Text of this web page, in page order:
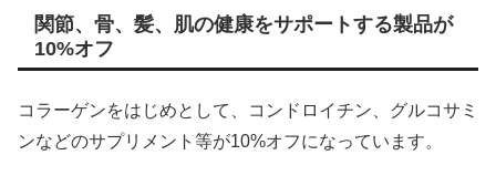
関節、骨、髪、肌の健康をサポートする製品が
10%オフ
コラーゲンをはじめとして、コンドロイチン、グルコサミ
ンなどのサプリメント等が10%オフになっています。